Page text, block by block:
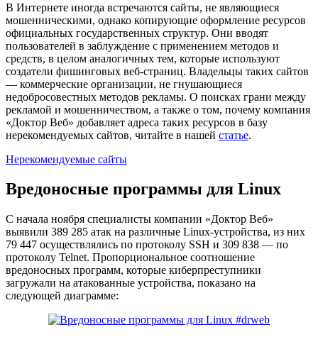
В Интернете иногда встречаются сайты, не являющиеся
мошенническими, однако копирующие оформление ресурсов
официальных государственных структур. Они вводят
пользователей в заблуждение с применением методов и
средств, в целом аналогичных тем, которые используют
создатели фишинговых веб-страниц. Владельцы таких сайтов
— коммерческие организации, не гнушающиеся
недобросовестных методов рекламы. О поисках грани между
рекламой и мошенничеством, а также о том, почему компания
«Доктор Веб» добавляет адреса таких ресурсов в базу
нерекомендуемых сайтов, читайте в нашей статье.
Нерекомендуемые сайты
Вредоносные программы для Linux
С начала ноября специалисты компании «Доктор Веб»
выявили 389 285 атак на различные Linux-устройства, из них
79 447 осуществлялись по протоколу SSH и 309 838 — по
протоколу Telnet. Пропорциональное соотношение
вредоносных программ, которые киберпреступники
загружали на атакованные устройства, показано на
следующей диаграмме: